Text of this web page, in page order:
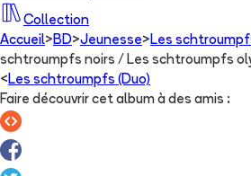
Collection
Accueil> BD>Jeunesse> Les
schtroumpfs noirs / Les schtroumpfs
< Les schtroumpfs (Duo)
Faire découvrir cet album à des amis :